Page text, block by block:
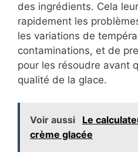
des ingrédients. Cela
rapidement les
les variations de
contaminations, et de
pour les résoudre avant
qualité de la glace.
Voir aussi
Le
crème glacée